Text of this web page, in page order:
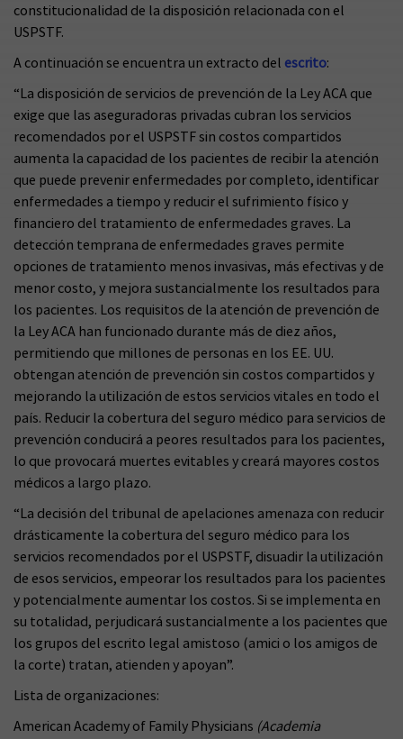
constitucionalidad de la disposición relacionada con el
USPSTF.
A continuación se encuentra un extracto del escrito:
“La disposición de servicios de prevención de la Ley ACA que
exige que las aseguradoras privadas cubran los servicios
recomendados por el USPSTF sin costos compartidos
aumenta la capacidad de los pacientes de recibir la atención
que puede prevenir enfermedades por completo, identificar
enfermedades a tiempo y reducir el sufrimiento físico y
financiero del tratamiento de enfermedades graves. La
detección temprana de enfermedades graves permite
opciones de tratamiento menos invasivas, más efectivas y de
menor costo, y mejora sustancialmente los resultados para
los pacientes. Los requisitos de la atención de prevención de
la Ley ACA han funcionado durante más de diez años,
permitiendo que millones de personas en los EE. UU.
obtengan atención de prevención sin costos compartidos y
mejorando la utilización de estos servicios vitales en todo el
país. Reducir la cobertura del seguro médico para servicios de
prevención conducirá a peores resultados para los pacientes,
lo que provocará muertes evitables y creará mayores costos
médicos a largo plazo.
“La decisión del tribunal de apelaciones amenaza con reducir
drásticamente la cobertura del seguro médico para los
servicios recomendados por el USPSTF, disuadir la utilización
de esos servicios, empeorar los resultados para los pacientes
y potencialmente aumentar los costos. Si se implementa en
su totalidad, perjudicará sustancialmente a los pacientes que
los grupos del escrito legal amistoso (amici o los amigos de
la corte) tratan, atienden y apoyan”.
Lista de organizaciones:
American Academy of Family Physicians (Academia